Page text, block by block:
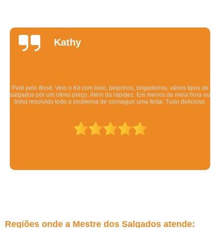
Quintela
Os salgadinhos são maravilhosos. Dizem pra esquentar no forno mas eu
esquento no microondas pra ser rápido e mesmo assim ficam deliciosos.
Todo mundo q comeu gostou.
Regiões onde a Mestre dos Salgados atende: